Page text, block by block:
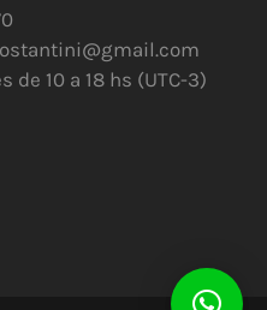
de 10 a 18 hs (UTC-3)